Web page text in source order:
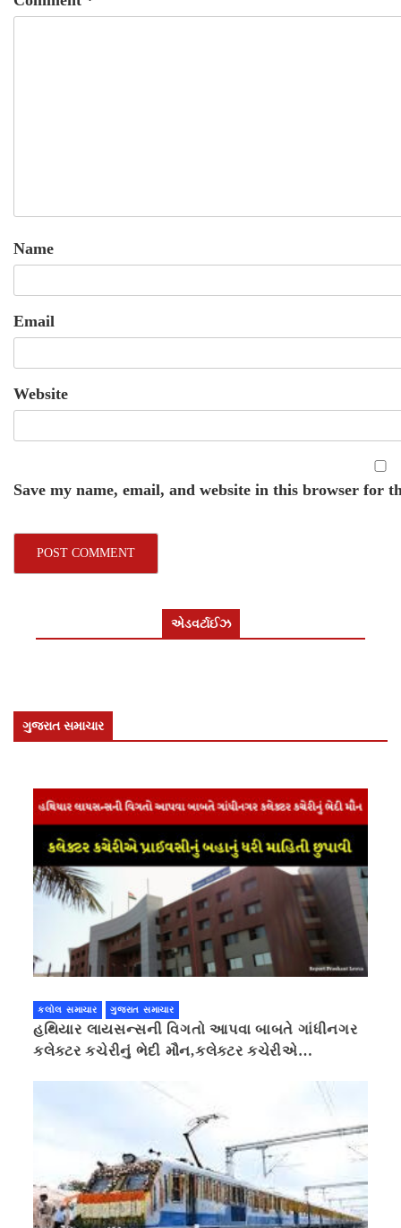
Name
Email
Website
Save my name, email, and website in this browser for
એડવર્ટાઈઝ
ગુજરાત સમાચાર
કલોલ સમાચાર ગુજરાત સમાચાર
હથિયાર લાયસન્સની વિગતો આપવા બાબતે ગાંધીનગર
કલેક્ટર કચેરીનું ભેદી મૌન,કલેક્ટર કચેરીએ